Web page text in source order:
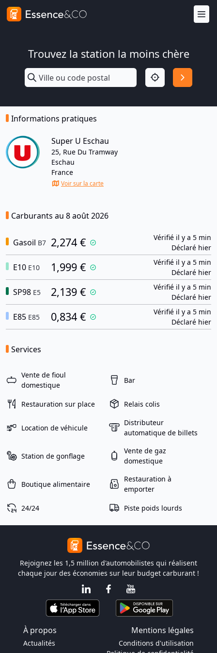
Trouvez la station la moins chère
Informations pratiques
Super U Eschau
25, Rue Du Tramway
Eschau
France
Voir sur la carte
Carburants au 8 août 2026
Gasoil B7 2,274 €
Vérifié il y a 5 min
Déclaré hier
E10 E10 1,999 €
Vérifié il y a 5 min
Déclaré hier
SP98 E5 2,139 €
Vérifié il y a 5 min
Déclaré hier
E85 E85 0,834 €
Vérifié il y a 5 min
Déclaré hier
Services
Vente de fioul
domestique
Bar
Restauration sur place Relais colis
Location de véhicule
Distributeur
automatique de billets
Station de gonflage
Vente de gaz
domestique
Boutique alimentaire
Restauration à
emporter
24/24 Piste poids lourds
Rejoignez les 1,5 million d'automobilistes qui réalisent
chaque jour des économies sur leur budget carburant !
À propos Mentions légales
Actualités
Conditions d'utilisation